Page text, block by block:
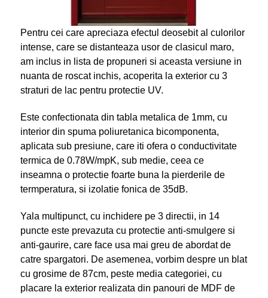
Pentru cei care apreciaza efectul deosebit al culorilor
intense, care se distanteaza usor de clasicul maro,
am inclus in lista de propuneri si aceasta versiune in
nuanta de roscat inchis, acoperita la exterior cu 3
straturi de lac pentru protectie UV.
Este confectionata din tabla metalica de 1mm, cu
interior din spuma poliuretanica bicomponenta,
aplicata sub presiune, care iti ofera o conductivitate
termica de 0.78W/mpK, sub medie, ceea ce
inseamna o protectie foarte buna la pierderile de
termperatura, si izolatie fonica de 35dB.
Yala multipunct, cu inchidere pe 3 directii, in 14
puncte este prevazuta cu protectie anti-smulgere si
anti-gaurire, care face usa mai greu de abordat de
catre spargatori. De asemenea, vorbim despre un blat
cu grosime de 87cm, peste media categoriei, cu
placare la exterior realizata din panouri de MDF de